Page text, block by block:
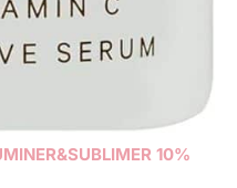
10%